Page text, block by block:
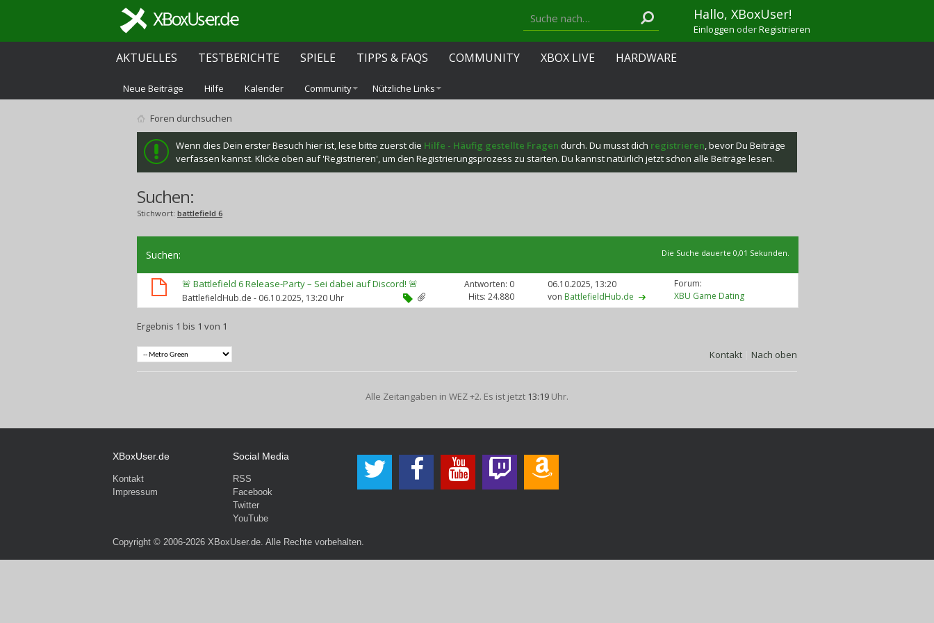
Hallo, XBoxUser!
Einloggen oderRegistrieren
AKTUELLES TESTBERICHTE SPIELE TIPPS & FAQS COMMUNITY XBOX LIVE HARDWARE
Neue Beiträge Hilfe Kalender Community Nützliche Links
Foren durchsuchen
Wenn dies Dein erster Besuch hier ist, lese bitte zuerst die Hilfe - Häufig gestellte Fragen durch. Du musst dich registrieren, bevor Du Beiträge
verfassen kannst. Klicke oben auf 'Registrieren', um den Registrierungsprozess zu starten. Du kannst natürlich jetzt schon alle Beiträge lesen.
Suchen:
Stichwort: battlefield 6
Suchen: Die Suche dauerte 0,01 Sekunden.
🚨 Battlefield 6 Release-Party – Sei dabei auf Discord! 🚨
BattlefieldHub.de - 06.10.2025, 13:20 Uhr
Antworten: 0
Hits: 24.880
06.10.2025, 13:20
von BattlefieldHub.de
Forum:
XBU Game Dating
Ergebnis 1 bis 1 von 1
Kontakt Nach oben
Alle Zeitangaben in WEZ +2. Es ist jetzt 13:19 Uhr.
XBoxUser.de
Kontakt
Impressum
Social Media
RSS
Facebook
Twitter
YouTube
Copyright © 2006-2026 XBoxUser.de. Alle Rechte vorbehalten.